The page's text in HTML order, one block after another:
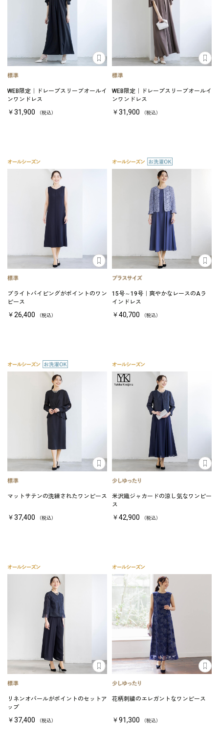
WEB限定｜ドレープスリーブオールイ
ンワンドレス
￥31,900 （税込）
WEB限定｜ドレープスリーブオールイ
ンワンドレス
￥31,900 （税込）
ブライトパイピングがポイントのワン
ピース
￥26,400 （税込）
15号～19号｜爽やかなレースのAラ
インドレス
￥40,700 （税込）
マットサテンの洗練されたワンピース
￥37,400 （税込）
米沢織ジャカードの涼し気なワンピー
ス
￥42,900 （税込）
リネンオパールがポイントのセットア
ップ
￥37,400 （税込）
花柄刺繍のエレガントなワンピース
￥91,300 （税込）